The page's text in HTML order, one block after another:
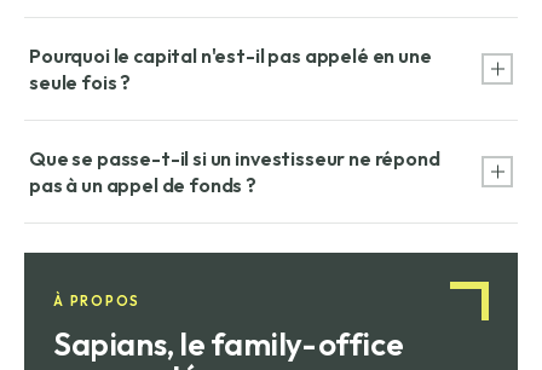
Pourquoi le capital n'est-il pas appelé en une
seule fois ?
fil des opportunités. Appeler le capital au fur et à mesure
évite de laisser de l'argent inactif et maximise le TRI pour
l'investisseur.
Que se passe-t-il si un investisseur ne répond
pas à un appel de fonds ?
des distributions passées, voire la cession forcée de ses
À PROPOS
Sapians, le family-office